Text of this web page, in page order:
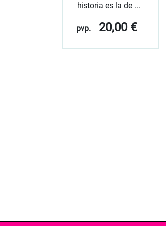
historia es la de ...
pvp. 20,00 €